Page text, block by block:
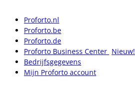
Proforto.nl
Proforto.be
Proforto.de
Proforto Business Center Nieuw!
Bedrijfsgegevens
Mijn Proforto account